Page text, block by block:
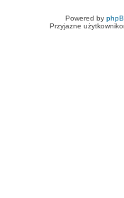
Powered by
Przyjazne